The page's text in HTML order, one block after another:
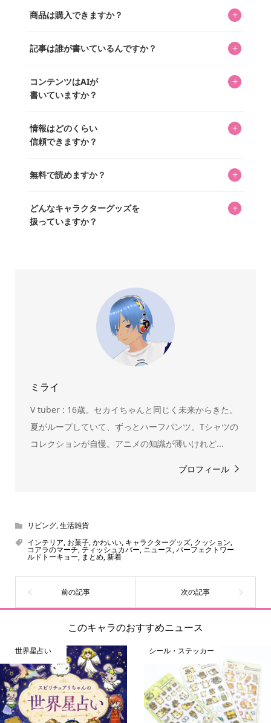
ってもらうニュースサイトです。運営はキャラグッズコレ
を中心に行われており、私たちは実際に40,000種のキャラグ
商品は購入できますか？ +
「perfectworld.shop」で、ほとんど全てのアイテムを購
があり、そこからジャンプできます。
記事は誰が書いているんですか？ +
ています。記事内の99%を超えるほぼすべての写真も、1枚
ずつ心を込めて自分たちで撮影したものです。さらに、10
ッズを収集し、月に1,000点の新商品を選定・購入する編集
長KOSが全記事を監修しています。
コンテンツはAIが
書いていますか？
+
書いています。AIは使用していません。編集長KOSが最終確
認を行い、手動で更新しています。
情報はどのくらい
信頼できますか？
+
いをお届けすることは保証します。なお、記事内に価格は
め、正確な情報をお伝えできないからです。
無料で読めますか？ +
どんなキャラクターグッズを
扱っていますか？
+
をご紹介しています。生まれたばかりの新しいキャラクタ
ーをいち早く皆さんにお届けすることも、私たちの使命の
ミライ
V tuber : 16歳。セカイちゃんと同じく未来からきた。
夏がループしていて、ずっとハーフパンツ。Tシャツの
コレクションが自慢。アニメの知識が薄いけれど...
プロフィール
リビング,生活雑貨
インテリア, お菓子,かわいい, キャラクターグッズ, クッション,
コアラのマーチ,ティッシュカバー,ニュース,パーフェクトワー
ルドトーキョー, まとめ,新着
このキャラのおすすめニュース
世界星占い シール・ステッカー